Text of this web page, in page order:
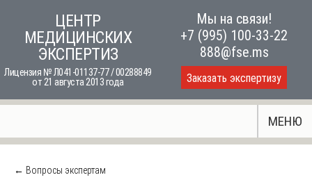
content
ЦЕНТР
МЕДИЦИНСКИХ
ЭКСПЕРТИЗ
Лицензия № Л041-01137-77 / 00288849
от 21 августа 2013 года
Мы на связи!
+7 (995) 100-33-22
888@fse.ms
Заказать экспертизу
МЕНЮ
← Вопросы экспертам